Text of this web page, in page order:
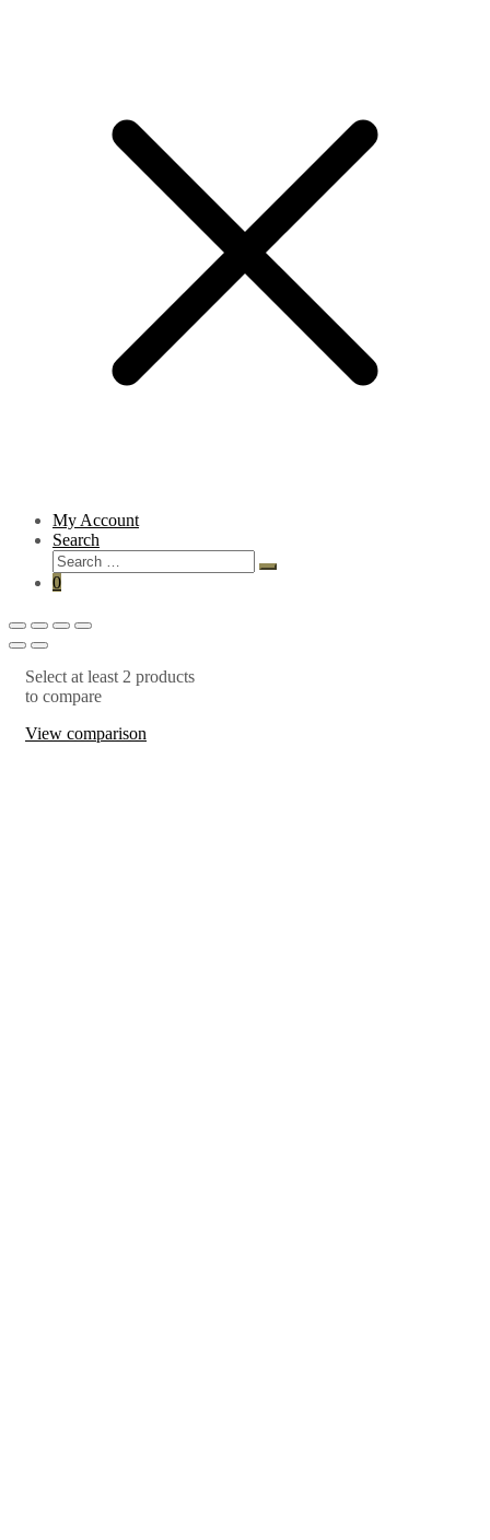
My Account
Search
0
Select at least 2 products
to compare
View comparison